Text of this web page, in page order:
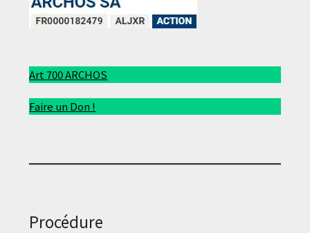
Art 700 ARCHOS
Faire un Don !
Procédure